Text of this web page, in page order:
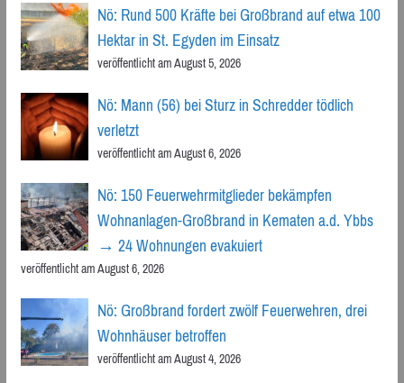
Nö: Rund 500 Kräfte bei Großbrand auf etwa 100
Hektar in St. Egyden im Einsatz
veröffentlicht am August 5, 2026
Nö: Mann (56) bei Sturz in Schredder tödlich
verletzt
veröffentlicht am August 6, 2026
Nö: 150 Feuerwehrmitglieder bekämpfen
Wohnanlagen-Großbrand in Kematen a.d. Ybbs
→ 24 Wohnungen evakuiert
veröffentlicht am August 6, 2026
Nö: Großbrand fordert zwölf Feuerwehren, drei
Wohnhäuser betroffen
veröffentlicht am August 4, 2026